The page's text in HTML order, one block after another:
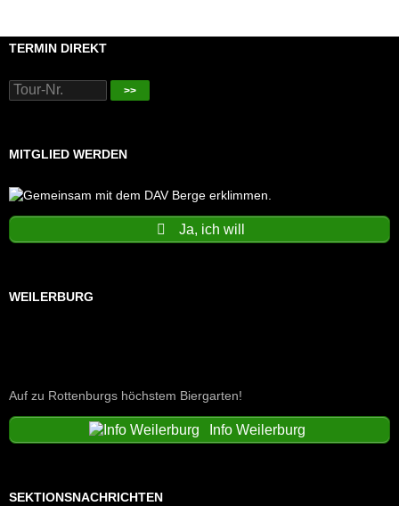
TERMIN DIREKT
>>
MITGLIED WERDEN
Ja, ich will
WEILERBURG
Auf zu Rottenburgs höchstem Biergarten!
Info Weilerburg
SEKTIONSNACHRICHTEN